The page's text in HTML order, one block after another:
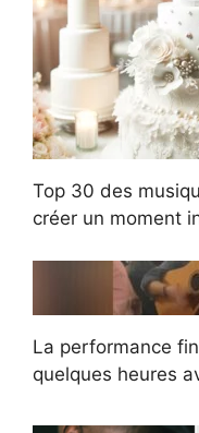
Top 30 des
créer un moment
La performance
quelques heures